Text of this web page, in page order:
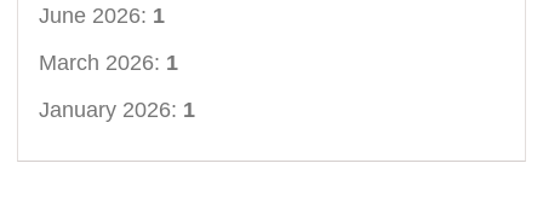
June 2026: 1
March 2026: 1
January 2026: 1